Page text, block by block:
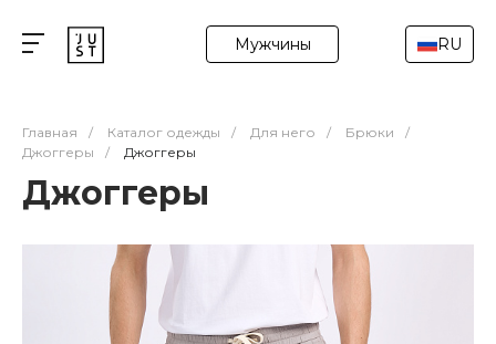
Мужчины RU
Главная / Каталог одежды / Для него / Брюки
/
Джоггеры
/ Джоггеры
Джоггеры